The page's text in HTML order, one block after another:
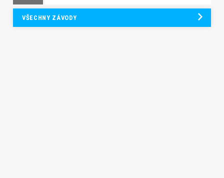
VŠECHNY ZÁVODY